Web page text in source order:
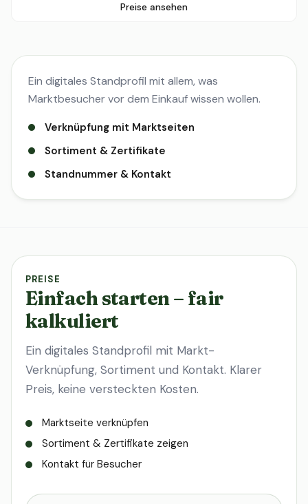
Preise ansehen
Ein digitales Standprofil mit allem, was
Marktbesucher vor dem Einkauf wissen wollen.
Verknüpfung mit Marktseiten
Sortiment & Zertifikate
Standnummer & Kontakt
PREISE
Einfach starten – fair
kalkuliert
Ein digitales Standprofil mit Markt-
Verknüpfung, Sortiment und Kontakt. Klarer
Preis, keine versteckten Kosten.
Marktseite verknüpfen
Sortiment & Zertifikate zeigen
Kontakt für Besucher